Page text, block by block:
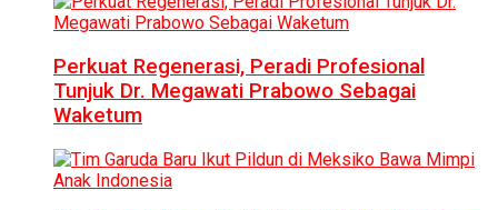
Perkuat Regenerasi, Peradi Profesional
Tunjuk Dr. Megawati Prabowo Sebagai
Waketum